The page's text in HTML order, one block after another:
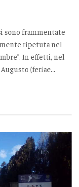
sono frammentate
ripetuta nel
In effetti, nel
(feriae...